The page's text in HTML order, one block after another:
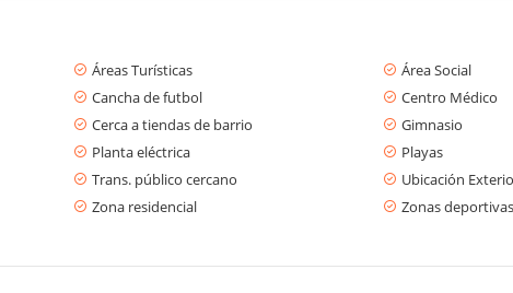
Áreas Turísticas
Área Social
Cancha de futbol
Centro Médico
Cerca a tiendas de barrio
Gimnasio
Planta eléctrica
Playas
Trans. público cercano
Ubicación
Zona residencial
Zonas deportivas